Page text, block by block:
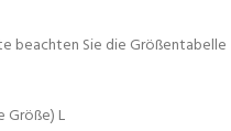
beachten Sie die Größentabelle
Größe) L